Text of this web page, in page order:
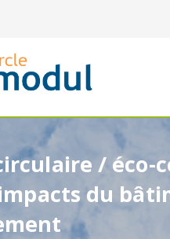
/ éco-
du